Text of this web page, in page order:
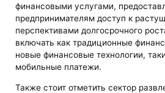
финансовыми услугами,
предпринимателям доступ к
перспективами долгосрочного
включать как традиционные
новые финансовые технологии,
мобильные платежи.
Также стоит отметить сектор